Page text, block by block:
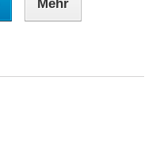
Mehr